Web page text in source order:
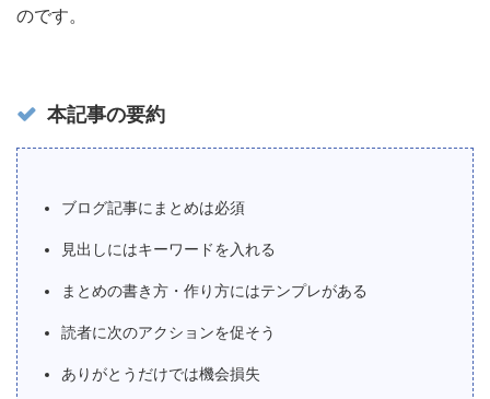
のです。
本記事の要約
ブログ記事にまとめは必須
見出しにはキーワードを入れる
まとめの書き方・作り方にはテンプレがある
読者に次のアクションを促そう
ありがとうだけでは機会損失